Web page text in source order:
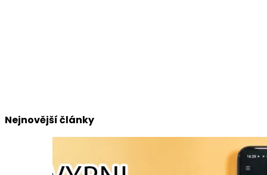
Nejnovější články